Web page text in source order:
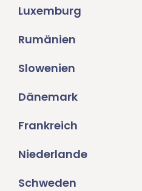
Luxemburg
Rumänien
Slowenien
Dänemark
Frankreich
Niederlande
Schweden